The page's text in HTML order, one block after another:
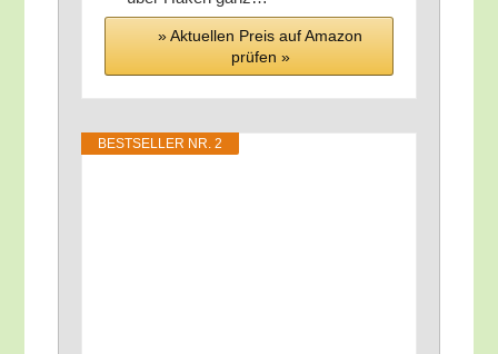
» Aktu­el­len Preis auf Ama­zon
prü­fen »
BEST­SEL­LER NR. 2